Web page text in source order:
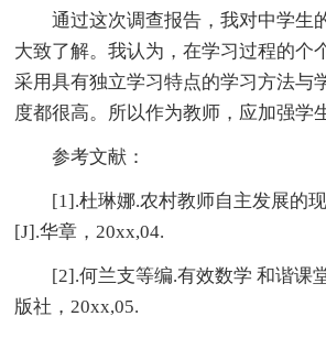
通过这次调查报告，我对中学生
大致了解。我认为，在学习过程的个
采用具有独立学习特点的学习方法与
度都很高。所以作为教师，应加强学
参考文献：
[1].杜琳娜.农村教师自主发展的现
[J].华章，20xx,04.
[2].何兰支等编.有效数学 和谐课
版社，20xx,05.